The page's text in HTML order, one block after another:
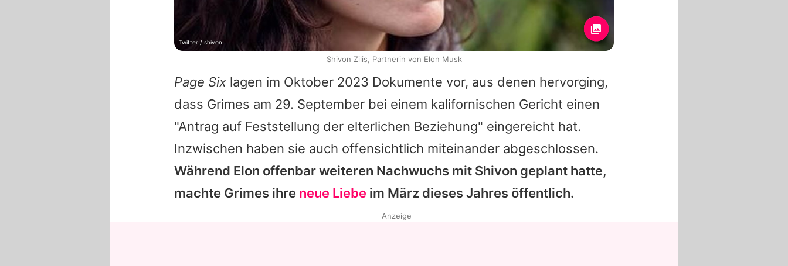
Page Six lagen im Oktober 2023 Dokumente vor, aus denen hervorging,
dass Grimes am 29. September bei einem kalifornischen Gericht einen
"Antrag auf Feststellung der elterlichen Beziehung" eingereicht hat.
Inzwischen haben sie auch offensichtlich miteinander abgeschlossen.
Während Elon offenbar weiteren Nachwuchs mit Shivon geplant hatte,
machte Grimes ihre neue Liebe im März dieses Jahres öffentlich.
Twitter / shivon
Shivon Zilis, Partnerin von Elon Musk
Anzeige